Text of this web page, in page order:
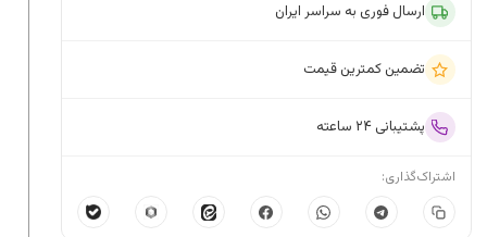
ارسال فوری به سراسر ایران
تضمین کمترین قیمت
پشتیبانی ۲۴ ساعته
اشتراک‌گذاری: